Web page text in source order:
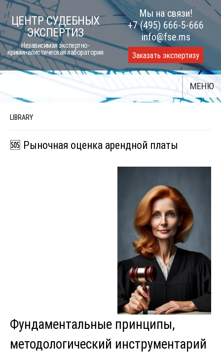
Skip
to
content
ЦЕНТР СУДЕБНЫХ
ЭКСПЕРТИЗ
Независимая экспертно-
криминалистическая лаборатория
Мы на связи!
+7 (495) 666-5-666
info@fse.ms
Заказать экспертизу
МЕНЮ
LIBRARY
🆘 Рыночная оценка арендной платы
Фундаментальные принципы,
методологический инструментарий